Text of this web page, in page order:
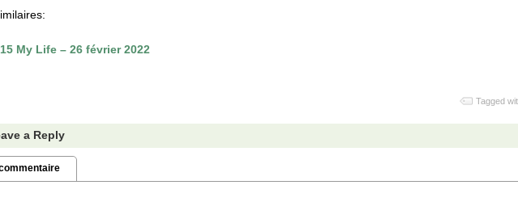
My Life – 26 février 2022
Tagged
a Reply